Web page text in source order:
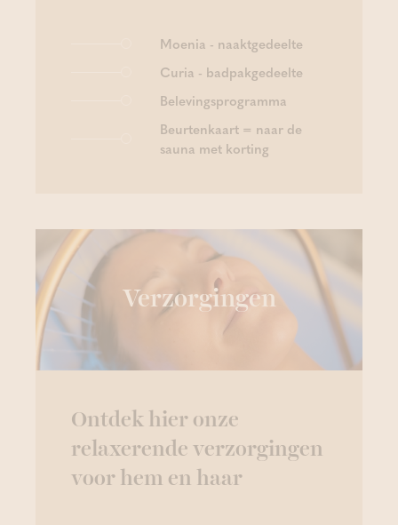
Moenia - naaktgedeelte
Curia - badpakgedeelte
Belevingsprogramma
Beurtenkaart = naar de
sauna met korting
Verzorgingen
Ontdek hier onze
relaxerende verzorgingen
voor hem en haar